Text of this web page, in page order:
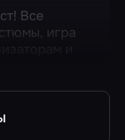
Все
игра